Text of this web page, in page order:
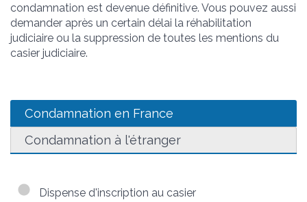
condamnation est devenue définitive. Vous pouvez aussi
demander après un certain délai la réhabilitation
judiciaire ou la suppression de toutes les mentions du
casier judiciaire.
Condamnation en France
Condamnation à l'étranger
Dispense d'inscription au casier